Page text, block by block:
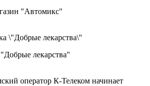
"Автомикс"
лекарства"